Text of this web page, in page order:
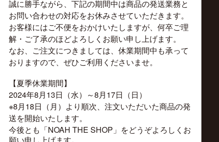
公
式
サ
イ
誠に勝手ながら、下記の期間中は商品の発送業務と
お問い合わせの対応をお休みさせていただきます。
お客様にはご不便をおかけいたしますが、何卒ご理
解・ご了承のほどよろしくお願い申し上げます。
なお、ご注文につきましては、休業期間中も承って
おりますので、ぜひご利用くださいませ。
【夏季休業期間】
2024年8月13日（水）～8月17日（日）
※8月18日（月）より順次、注文いただいた商品の発
送を開始いたします。
今後とも「 NOAH THE SHOP 」をどうぞよろしくお
願い申し上げます。